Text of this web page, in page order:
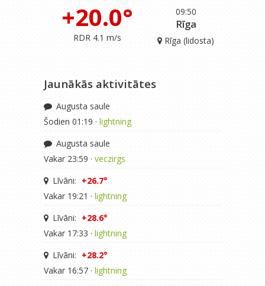
09:50
+20.0°
RDR 4.1 m/s
Rīga
Rīga (lidosta)
Jaunākās aktivitātes
Augusta saule
Šodien 01:19 · lightning
Augusta saule
Vakar 23:59 · veczirgs
Līvāni: +26.7°
Vakar 19:21 · lightning
Līvāni: +28.6°
Vakar 17:33 · lightning
Līvāni: +28.2°
Vakar 16:57 · lightning